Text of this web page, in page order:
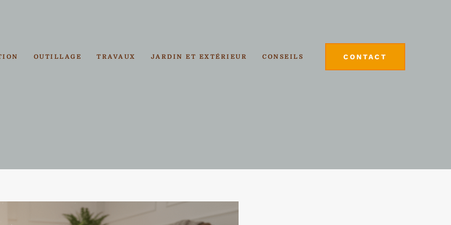
OUTILLAGE TRAVAUX JARDIN ET EXTÉRIEUR CONSEILS CONTACT